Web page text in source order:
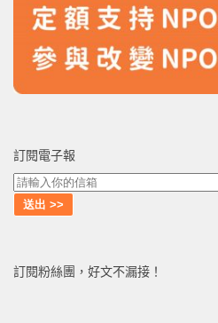
訂閱電子報
訂閱粉絲團，好文不漏接！